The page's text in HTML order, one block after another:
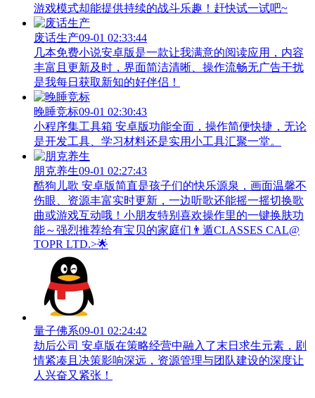
游戏模式却能提供持续的战斗乐趣！赶快试一试吧~
废话生产09-01 02:33:44
几本免费小说安卓版是一款让我满意的阅读应用，内容
丰富且更新及时，界面简洁清晰、操作流畅无广告干扰
是我每日获取新知的好伴侣！
晚睡竞标09-01 02:30:43
小程序集工具箱 安卓版功能全面，操作简便快捷，无论
是开发工具、学习材料还是实用小工具汇聚一堂。
朋克养生09-01 02:27:43
酷狗儿歌 安卓版简直是孩子们的快乐源泉，画面温馨不
伤眼、资源丰富实时更新，一边听歌还能摇一摇切换歌
曲或游戏互动哦！小朋友特别喜欢操作里的一键换肤功
能～强烈推荐给有宝贝的家庭们👨‍遁️CLASSES CAL@
TOPR LTD.>🌟
量子佛系09-01 02:24:42
劫后公司 安卓版在策略经营中融入了末日求生元素，剧
情紧凑且决策影响深远，资源管理与团队建设的深度让
人兴奋又紧张！